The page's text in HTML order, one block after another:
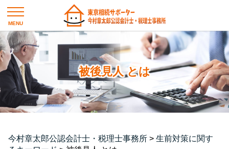
被後見人 とは
今村章太郎公認会計士・税理士事務所 > 生前対策に関す